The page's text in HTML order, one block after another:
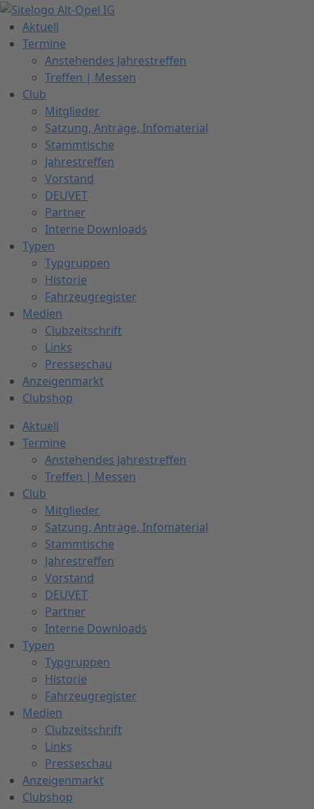
Zum
Inhalt
springen
Aktuell
Termine
Anstehendes Jahrestreffen
Treffen | Messen
Club
Mitglieder
Satzung, Anträge, Infomaterial
Stammtische
Jahrestreffen
Vorstand
DEUVET
Partner
Interne Downloads
Typen
Typgruppen
Historie
Fahrzeugregister
Medien
Clubzeitschrift
Links
Presseschau
Anzeigenmarkt
Clubshop
Aktuell
Termine
Anstehendes Jahrestreffen
Treffen | Messen
Club
Mitglieder
Satzung, Anträge, Infomaterial
Stammtische
Jahrestreffen
Vorstand
DEUVET
Partner
Interne Downloads
Typen
Typgruppen
Historie
Fahrzeugregister
Medien
Clubzeitschrift
Links
Presseschau
Anzeigenmarkt
Clubshop